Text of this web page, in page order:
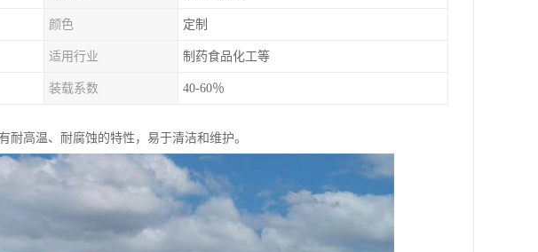
颜色 定制
适用行业 制药食品化工等
装载系数 40-60％
高温、耐腐蚀的特性，易于清洁和维护。